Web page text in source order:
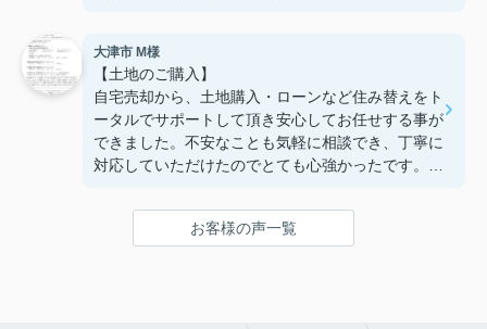
大津市 M様
【土地のご購入】
自宅売却から、土地購入・ローンなど住み替えをト
ータルでサポートして頂き安心してお任せする事が
できました。不安なことも気軽に相談でき、丁寧に
対応していただけたのでとても心強かったです。お
できました。担当して頂けて本当に良かったです。
ありがとうございました。
お客様の声一覧